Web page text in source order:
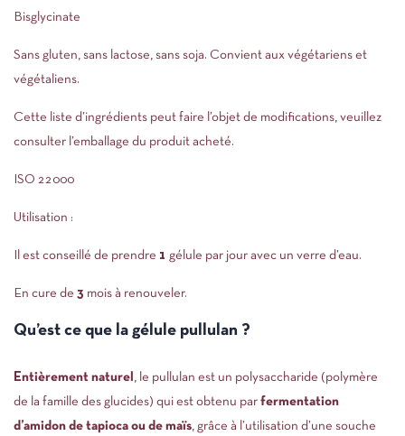
Bisglycinate
Sans gluten, sans lactose, sans soja. Convient aux végétariens et
végétaliens.
Cette liste d’ingrédients peut faire l’objet de modifications, veuillez
consulter l’emballage du produit acheté.
ISO 22000
Utilisation :
Il est conseillé de prendre 1 gélule par jour avec un verre d’eau.
En cure de 3 mois à renouveler.
Qu’est ce que la gélule pullulan ?
Entièrement naturel
, le pullulan est un polysaccharide (polymère
de la famille des glucides) qui est obtenu par fermentation
d’amidon de tapioca ou de maïs , grâce à l’utilisation d’une souche